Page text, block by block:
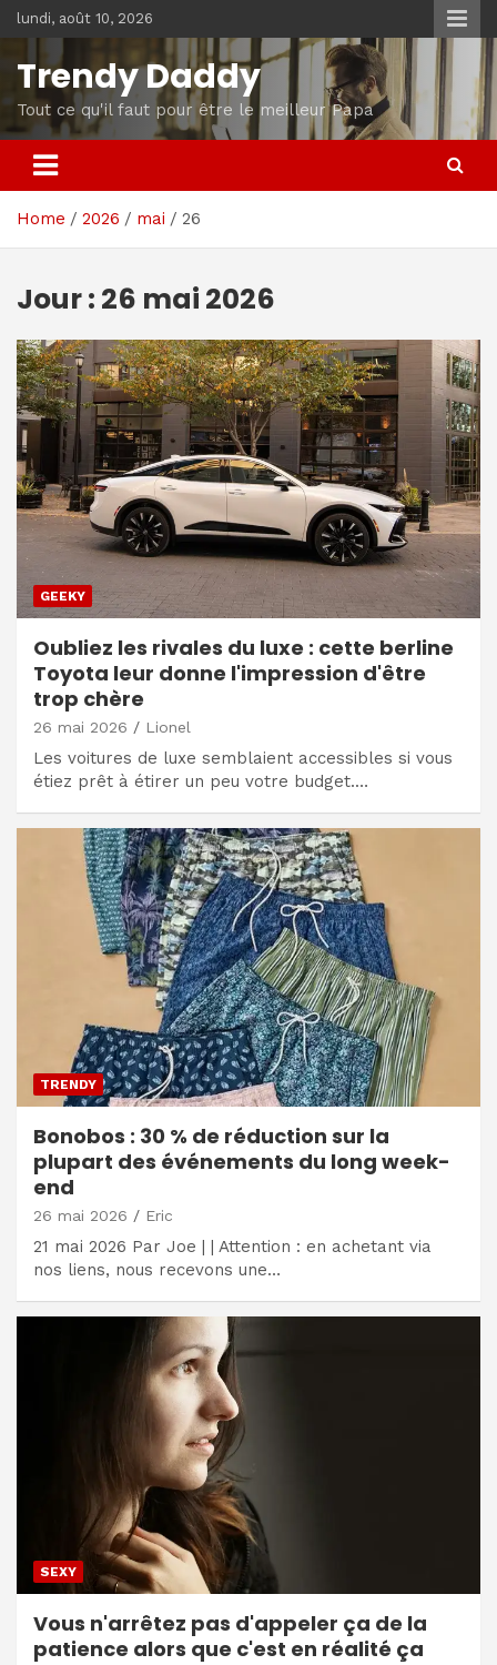
Skip
to
content
lundi, août 10, 2026
Trendy Daddy
Tout ce qu'il faut pour être le meilleur Papa
Home 2026 mai 26
Jour : 26 mai 2026
GEEKY
Oubliez les rivales du luxe : cette berline
Toyota leur donne l'impression d'être
trop chère
26 mai 2026 Lionel
Les voitures de luxe semblaient accessibles si vous
étiez prêt à étirer un peu votre budget.…
TRENDY
Bonobos : 30 % de réduction sur la
plupart des événements du long week-
end
26 mai 2026 Eric
21 mai 2026 Par Joe | | Attention : en achetant via
nos liens, nous recevons une…
SEXY
Vous n'arrêtez pas d'appeler ça de la
patience alors que c'est en réalité ça